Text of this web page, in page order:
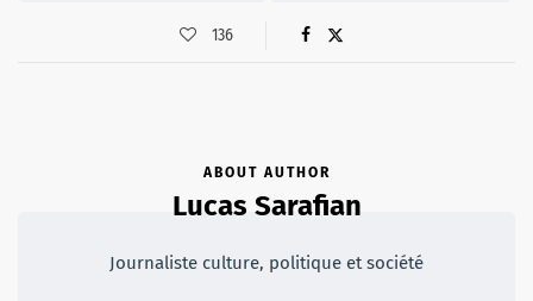
136
ABOUT AUTHOR
Lucas Sarafian
Journaliste culture, politique et société